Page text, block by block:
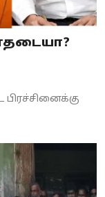
பிரச்சினைக்கு